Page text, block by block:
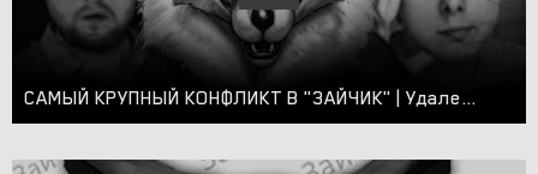
САМЫЙ КРУПНЫЙ КОНФЛИКТ В "ЗАЙЧИК" | Удаление летсплеев, шантаж и обман